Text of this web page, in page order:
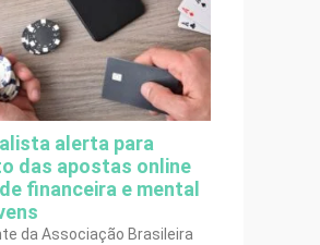
alerta para
das apostas online
financeira e mental
da Associação Brasileira